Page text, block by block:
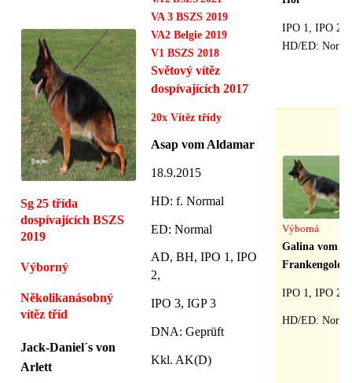
Sg25 třída
dospívajících BSZS
2019
Výborný
Několikanásobný
vítěz tříd
Jack-Daniel´s von
Arlett
VA 3 BSZS 2019
VA2 Belgie 2019
V1 BSZS 2018
Světový vítěz
dospívajících 2017
20x Vítěz třídy
Asap vom Aldamar
18.9.2015
HD: f. Normal
ED: Normal
AD, BH, IPO 1, IPO
2,
IPO 3, IGP 3
DNA: Geprüft
Kkl. AK(D)
IPO 1, IPO 2,
HD/ED:
Výborná
Galina vom
Frankengold
IPO 1, IPO 2
HD/ED: